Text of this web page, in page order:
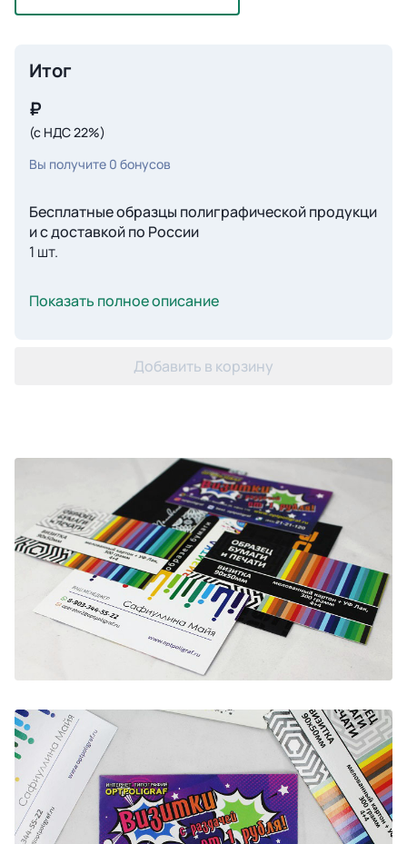
Итог
₽
(с НДС 22%)
Вы получите 0 бонусов
Бесплатные образцы полиграфической продукци
и с доставкой по России
1 шт.
Показать полное описание
Добавить в корзину